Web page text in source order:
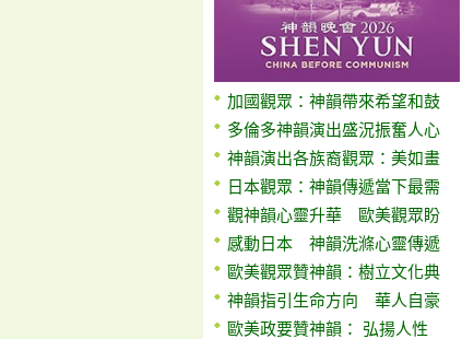
加國觀眾：神韻帶來希望和鼓
多倫多神韻演出盛況振奮人心
神韻演出各族裔觀眾：美如畫
日本觀眾：神韻傳遞當下最需
觀神韻心靈升華 歐美觀眾盼
感動日本 神韻洗滌心靈傳遞
歐美觀眾贊神韻：樹立文化典
神韻指引生命方向 華人自豪
歐美政要贊神韻： 弘揚人性